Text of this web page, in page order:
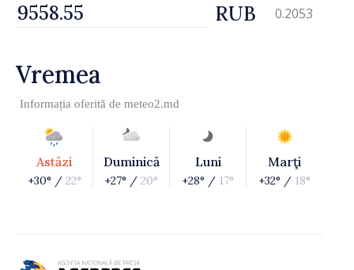
RUB 0.2053
Vremea
Informația oferită de meteo2.md
Astăzi
+30° / 22°
Duminică
+27° / 20°
Luni
+28° / 17°
Marţi
+32° / 18°